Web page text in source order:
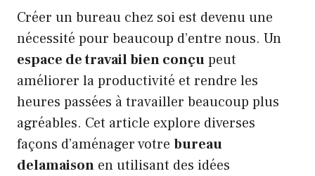
Créer un bureau chez soi est devenu une
nécessité pour beaucoup d’entre nous. Un
espace de travail bien conçupeut
améliorer la productivité et rendre les
heures passées à travailler beaucoup plus
agréables. Cet article explore diverses
façons d’aménager votre bureau
delamaison en utilisant des idées